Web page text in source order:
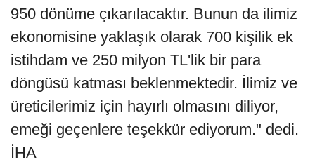
950 dönüme çıkarılacaktır. Bunun da ilimiz
ekonomisine yaklaşık olarak 700 kişilik ek
istihdam ve 250 milyon TL'lik bir para
döngüsü katması beklenmektedir. İlimiz ve
üreticilerimiz için hayırlı olmasını diliyor,
emeği geçenlere teşekkür ediyorum." dedi.
İHA